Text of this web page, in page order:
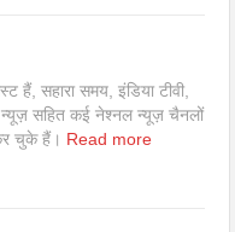
हैं, सहारा समय, इंडिया टीवी,
न्यूज़ सहित कई नेश्नल न्यूज़ चैनलों
चुके हैं। Read more